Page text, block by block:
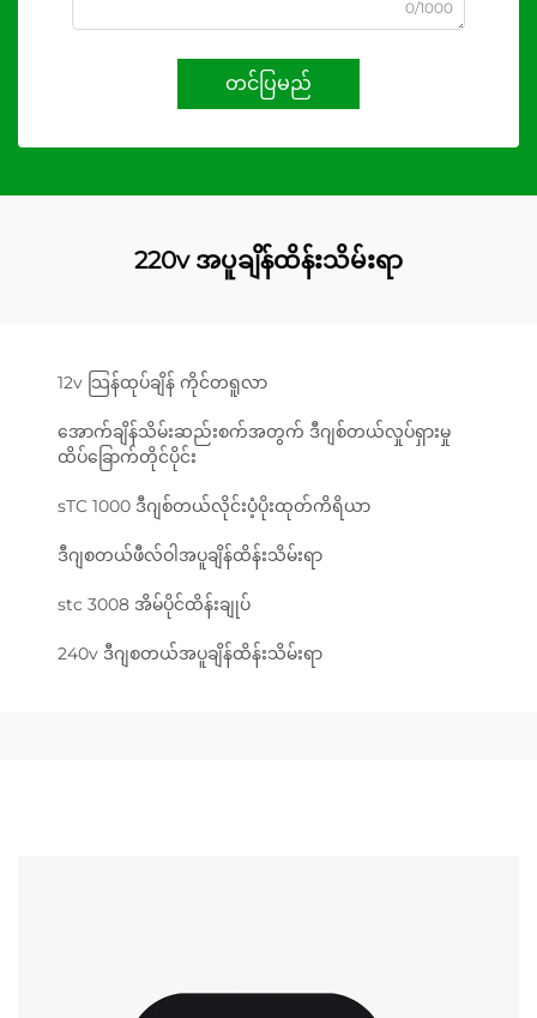
0/1000
တင်ပြမည်
220v အပူချိန်ထိန်းသိမ်းရာ
12v သြန်ထုပ်ချိန် ကိုင်တရူလာ
အောက်ချိန်သိမ်းဆည်းစက်အတွက် ဒီဂျစ်တယ်လှုပ်ရှားမှု
ထိပ်ခြောက်တိုင်ပိုင်း
sTC 1000 ဒီဂျစ်တယ်လိုင်းပံ့ပိုးထုတ်ကိရိယာ
ဒီဂျစတယ်ဖီလ်ဝါအပူချိန်ထိန်းသိမ်းရာ
stc 3008 အိမ်ပိုင်ထိန်းချုပ်
240v ဒီဂျစတယ်အပူချိန်ထိန်းသိမ်းရာ